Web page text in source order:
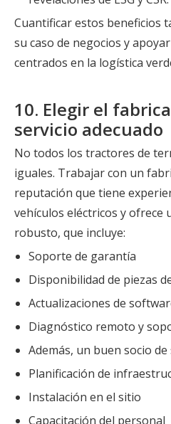
Cuantificar estos beneficios
su caso de negocios y
centrados en la logística
10. Elegir el
servicio adecuado
No todos los tractores de
iguales. Trabajar con un
reputación que tiene
vehículos eléctricos y ofrece
robusto, que incluye:
Soporte de garantía
Disponibilidad de piezas
Actualizaciones de
Diagnóstico remoto y
Además, un buen socio
Planificación de
Instalación en el sitio
Capacitación del personal